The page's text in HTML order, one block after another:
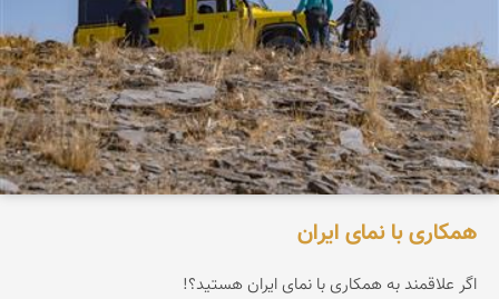
همکاری با نمای ایران
اگر علاقمند به همکاری با نمای ایران هستید؟!